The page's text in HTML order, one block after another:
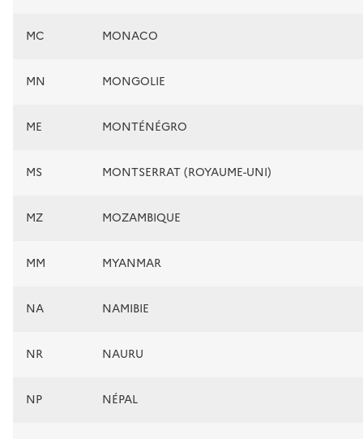
MC MONACO
MN MONGOLIE
ME MONTÉNÉGRO
MS MONTSERRAT (ROYAUME-UNI)
MZ MOZAMBIQUE
MM MYANMAR
NA NAMIBIE
NR NAURU
NP NÉPAL